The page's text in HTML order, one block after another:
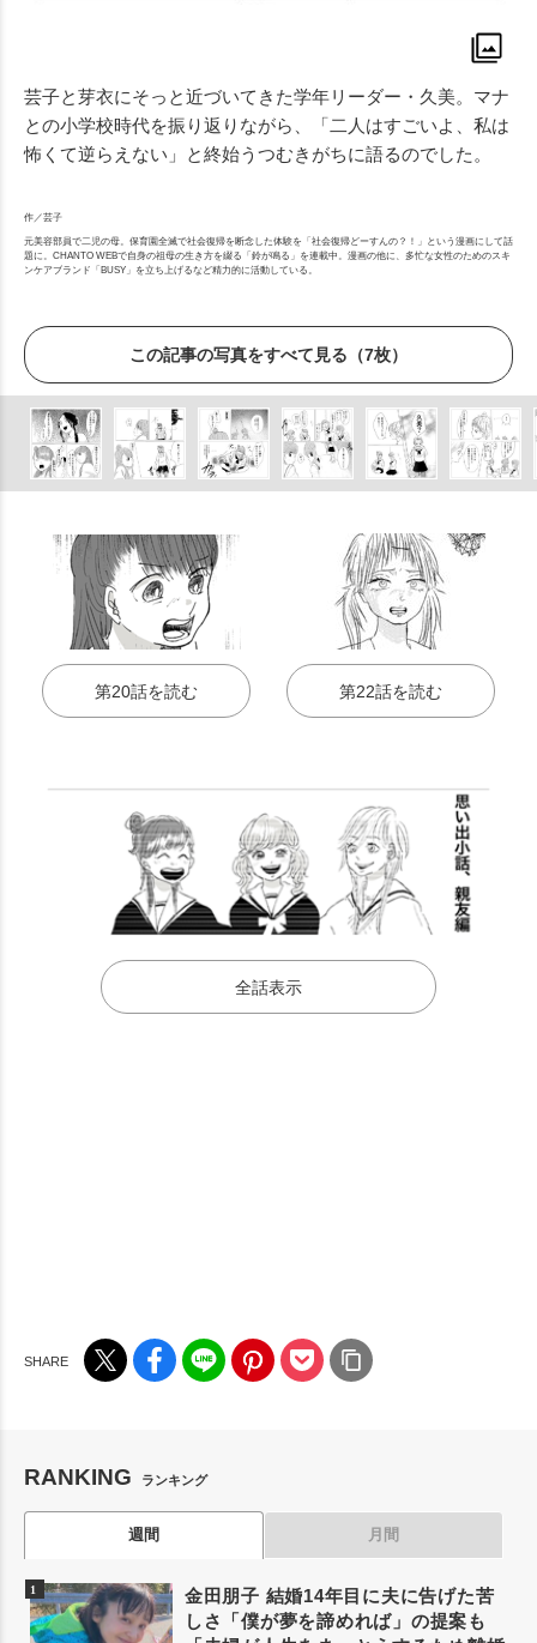
芸子と芽衣にそっと近づいてきた学年リーダー・久美。マナ
との小学校時代を振り返りながら、「二人はすごいよ、私は
怖くて逆らえない」と終始うつむきがちに語るのでした。
作／芸子
元美容部員で二児の母。保育園全滅で社会復帰を断念した体験を「社会復帰どーすんの？！」という漫画にして話
題に。CHANTO WEBで自身の祖母の生き方を綴る「鈴が鳴る」を連載中。漫画の他に、多忙な女性のためのスキ
ンケアブランド「BUSY」を立ち上げるなど精力的に活動している。
この記事の写真をすべて見る（7枚）
第20話を読む 第22話を読む
全話表示
RANKING ランキング
週間 月間
金田朋子 結婚14年目に夫に告げた苦
しさ「僕が夢を諦めれば」の提案も